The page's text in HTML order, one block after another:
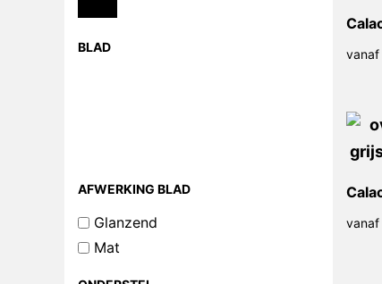
vanaf
vanaf
BLAD
AFWERKING BLAD
Glanzend
Mat